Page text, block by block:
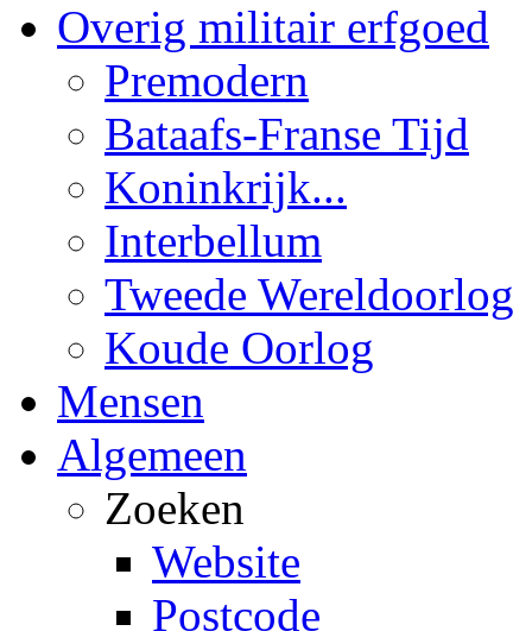
Overig militair erfgoed
Premodern
Bataafs-Franse Tijd
Koninkrijk...
Interbellum
Tweede Wereldoorlog
Koude Oorlog
Mensen
Algemeen
Zoeken
Website
Postcode